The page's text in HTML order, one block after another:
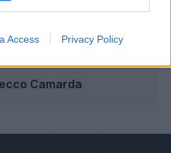
Access Privacy Policy
avverte: "Non
in città: domani
Camarda